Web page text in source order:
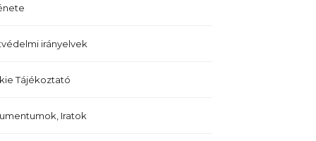
irányelvek
Tájékoztató
Iratok